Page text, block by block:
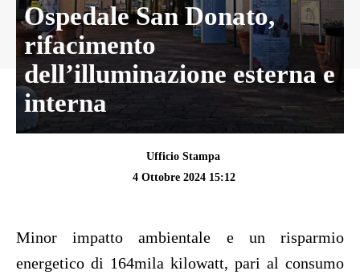
Ospedale San Donato,
rifacimento
dell’illuminazione esterna e
interna
Ufficio Stampa
4 Ottobre 2024 15:12
Minor impatto ambientale e un risparmio
energetico di 164mila kilowatt, pari al consumo